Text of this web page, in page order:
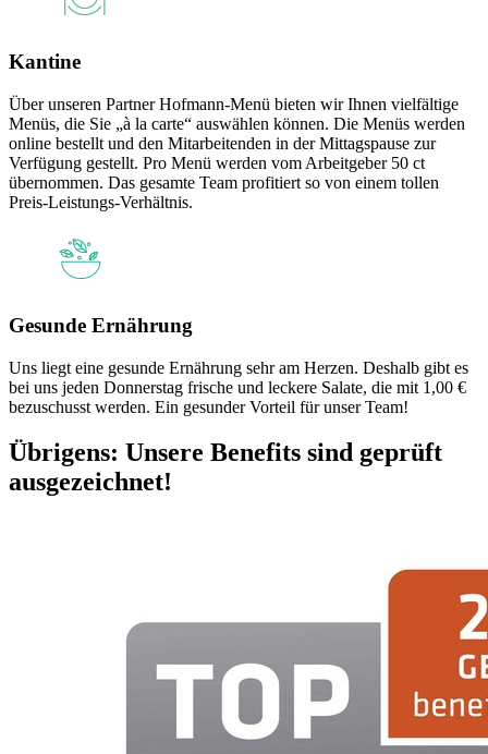
Kantine
Über unseren Partner Hofmann-Menü bieten wir Ihnen vielfältige
Menüs, die Sie „à la carte“ auswählen können. Die Menüs werden
online bestellt und den Mitarbeitenden in der Mittagspause zur
Verfügung gestellt. Pro Menü werden vom Arbeitgeber 50 ct
übernommen. Das gesamte Team profitiert so von einem tollen
Preis-Leistungs-Verhältnis.
Gesunde Ernährung
Uns liegt eine gesunde Ernährung sehr am Herzen. Deshalb gibt es
bei uns jeden Donnerstag frische und leckere Salate, die mit 1,00 €
bezuschusst werden. Ein gesunder Vorteil für unser Team!
Übrigens: Unsere Benefits sind geprüft
ausgezeichnet!